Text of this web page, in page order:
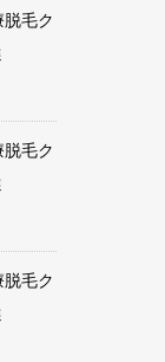
毛ク
毛ク
毛ク